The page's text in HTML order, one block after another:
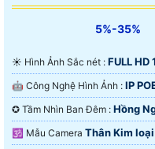
5%-35%
☀️ Hình Ảnh Sắc nét : FULL HD
🤖️ Công Nghệ Hình Ảnh : IP
✪ Tầm Nhìn Ban Đêm : Hồng
🕉️ Mẫu Camera Thân Kim